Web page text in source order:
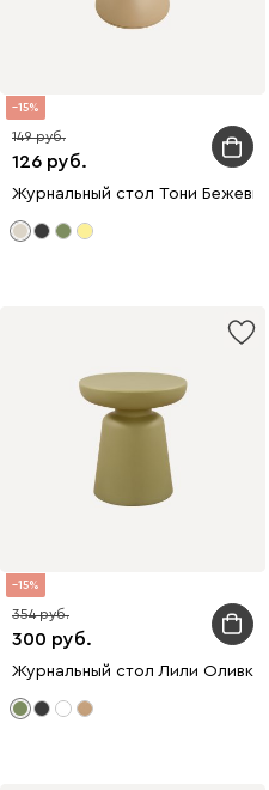
15
126
149
Журнальный стол Тони Бежевый
15
300
354
Журнальный стол Лили